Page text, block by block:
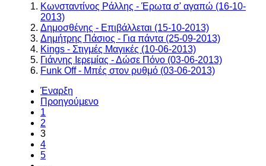
Κωνσταντίνος Ράλλης - Έρωτα σ' αγαπώ (16-10-
2013)
Δημοσθένης - Επιβάλλεται (15-10-2013)
Δημήτρης Πάσιος - Για πάντα (25-09-2013)
Kings - Στιγμές Μαγικές (10-06-2013)
Γιάννης Ιερεμίας - Δώσε Πόνο (03-06-2013)
Funk Off - Μπές στον ρυθμό (03-06-2013)
Έναρξη
Προηγούμενο
1
2
3
4
5